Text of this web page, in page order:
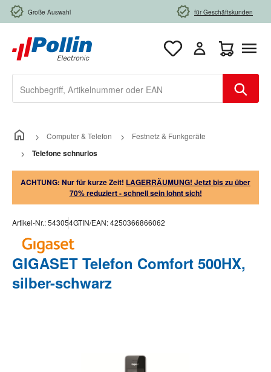
Zum Hauptinhalt springen
Große Auswahl für Geschäftskunden
Computer & Telefon Festnetz & Funkgeräte
Telefone schnurlos
ACHTUNG: Nur für kurze Zeit! LAGERRÄUMUNG! Jetzt bis zu über
70% reduziert - schnell sein lohnt sich!
Artikel-Nr.:543054GTIN/EAN:4250366866062
GIGASET Telefon Comfort 500HX,
silber-schwarz